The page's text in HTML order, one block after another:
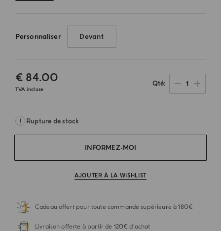
Personnaliser Devant
€ 84.00
TVA incluse
Qté 1
Rupture de stock
INFORMEZ-MOI
AJOUTER À LA WISHLIST
Cadeau offert pour toute commande supérieure à 180€
Livraison offerte à partir de 120€ d'achat